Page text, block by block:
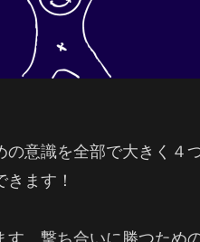
の意識を全部で大きく４
ます！